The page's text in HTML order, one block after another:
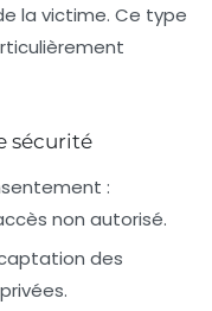
la victime. Ce type
sécurité
:
non autorisé.
des